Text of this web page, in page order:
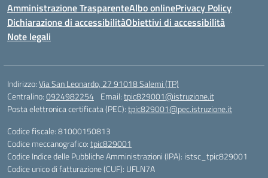
Amministrazione TrasparenteAlbo onlinePrivacy Policy
Dichiarazione di accessibilitàObiettivi di accessibilità
Note legali
Indirizzo:Via San Leonardo, 27 91018 Salemi (TP)
Centralino:0924982254 Email:tpic829001@istruzione.it
Posta elettronica certificata (PEC):tpic829001@pec.istruzione.it
Codice fiscale: 81000150813
Codice meccanografico:tpic829001
Codice Indice delle Pubbliche Amministrazioni (IPA): istsc_tpic829001
Codice unico di fatturazione (CUF): UFLN7A